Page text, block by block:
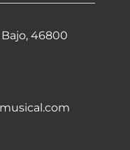
Bajo, 46800